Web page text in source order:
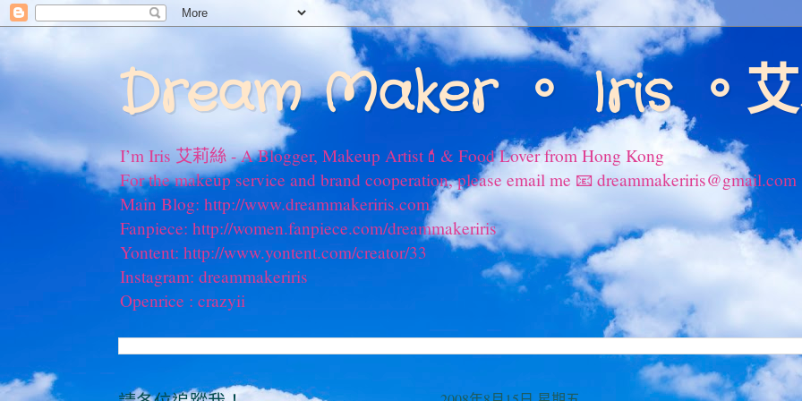
Dream Maker 。 Iris 。
I’m Iris 艾莉絲 - A Blogger, Makeup Artist💄& Food Lover from Hong Kong
For the makeup service and brand cooperation, please email me 📧 dreammakeriris@gmail.com
Main Blog: http://www.dreammakeriris.com
Fanpiece: http://women.fanpiece.com/dreammakeriris
Yontent: http://www.yontent.com/creator/33
Instagram: dreammakeriris
Openrice : crazyii